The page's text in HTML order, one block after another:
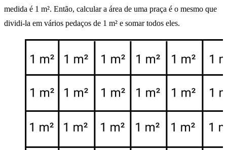
medida é 1 m². Então, calcular a área de uma praça é o mesmo que
dividi-la em vários pedaços de 1 m² e somar todos eles.